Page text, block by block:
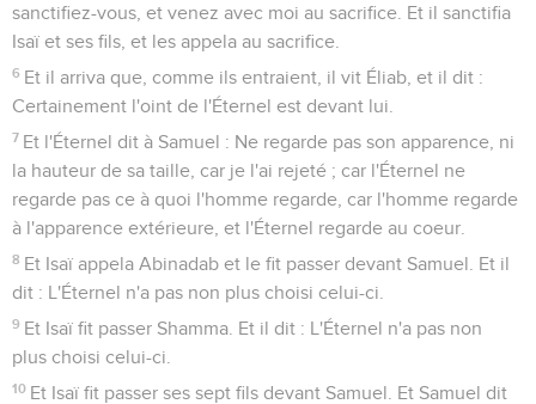
sanctifiez-vous, et venez avec moi au sacrifice. Et il sanctifia
Isaï et ses fils, et les appela au sacrifice.
6 Et il arriva que, comme ils entraient, il vit Éliab, et il dit :
Certainement l'oint de l'Éternel est devant lui.
7 Et l'Éternel dit à Samuel : Ne regarde pas son apparence, ni
la hauteur de sa taille, car je l'ai rejeté ; car l'Éternel ne
regarde pas ce à quoi l'homme regarde, car l'homme regarde
à l'apparence extérieure, et l'Éternel regarde au coeur.
8 Et Isaï appela Abinadab et le fit passer devant Samuel. Et il
dit : L'Éternel n'a pas non plus choisi celui-ci.
9 Et Isaï fit passer Shamma. Et il dit : L'Éternel n'a pas non
plus choisi celui-ci.
10 Et Isaï fit passer ses sept fils devant Samuel. Et Samuel dit